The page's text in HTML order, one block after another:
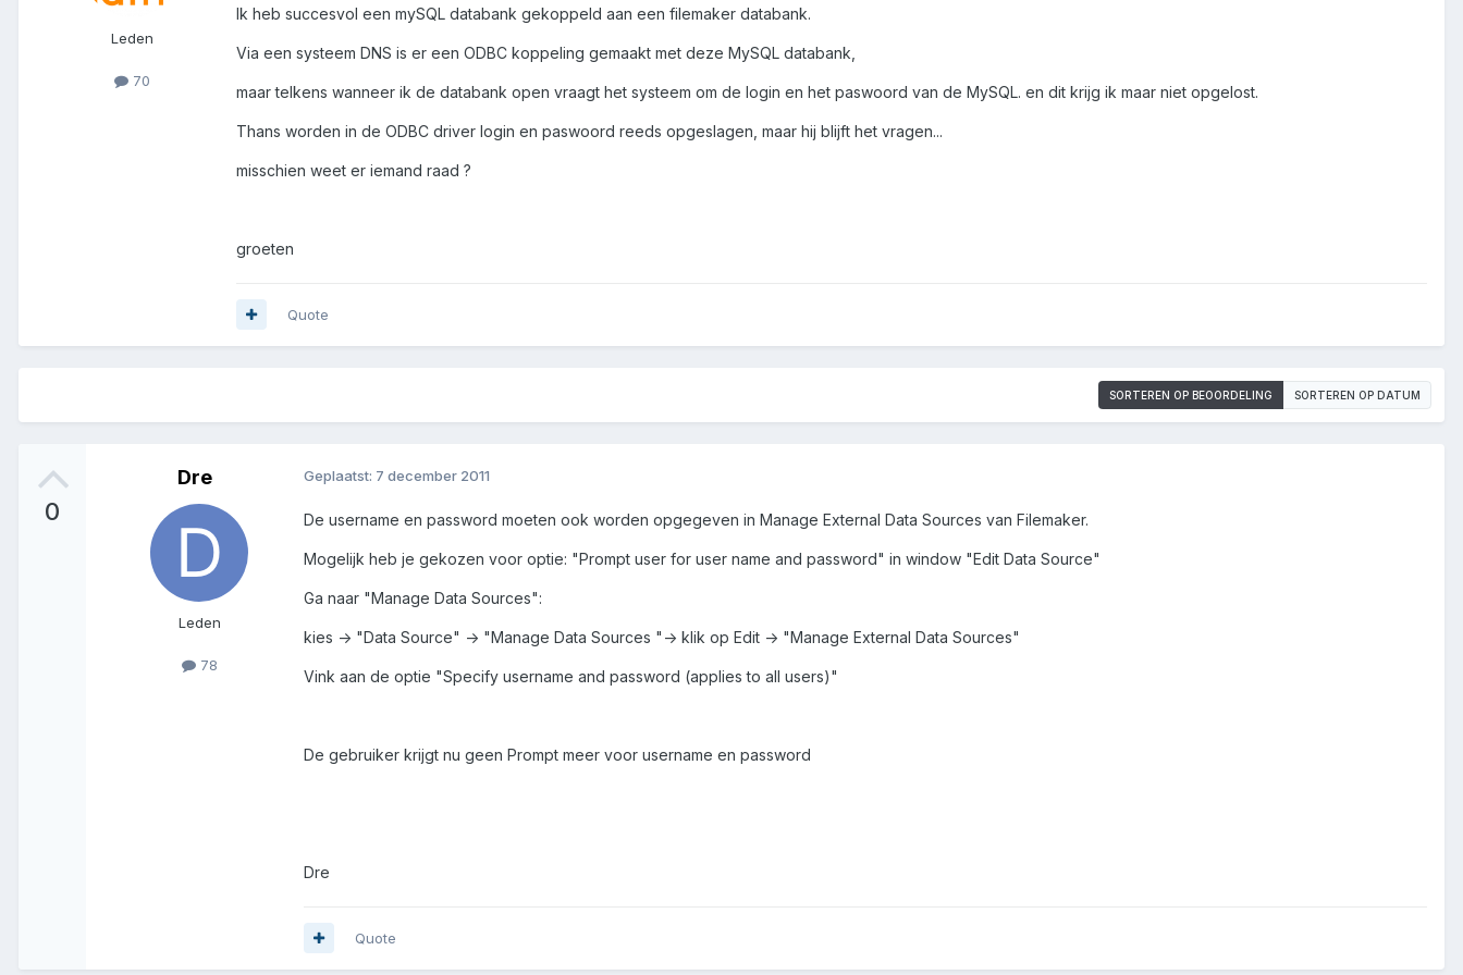
Leden
70
Ik heb succesvol een mySQL databank gekoppeld aan een filemaker databank.
Via een systeem DNS is er een ODBC koppeling gemaakt met deze MySQL databank,
maar telkens wanneer ik de databank open vraagt het systeem om de login en het paswoord van de MySQL. en dit krijg ik maar niet opgelost.
Thans worden in de ODBC driver login en paswoord reeds opgeslagen, maar hij blijft het vragen...
misschien weet er iemand raad ?
groeten
Quote
SORTEREN OP BEOORDELING SORTEREN OP DATUM
0
Dre
Leden
78
Geplaatst: 7 december 2011
De username en password moeten ook worden opgegeven in Manage External Data Sources van Filemaker.
Mogelijk heb je gekozen voor optie: "Prompt user for user name and password" in window "Edit Data Source"
Ga naar "Manage Data Sources":
kies -> "Data Source" -> "Manage Data Sources "-> klik op Edit -> "Manage External Data Sources"
Vink aan de optie "Specify username and password (applies to all users)"
De gebruiker krijgt nu geen Prompt meer voor username en password
Dre
Quote